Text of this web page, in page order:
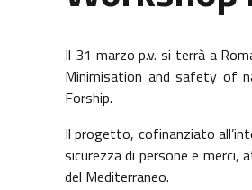
Il 31 marzo p.v. si terrà a
Minimisation and safety of
Forship.
Il progetto, cofinanziato
sicurezza di persone e
del Mediterraneo.